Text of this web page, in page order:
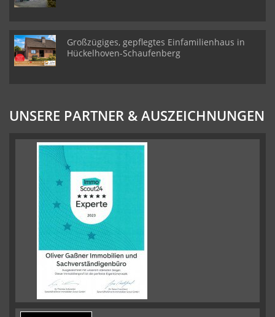
Großzügiges, gepflegtes Einfamilienhaus in
Hückelhoven-Schaufenberg
UNSERE PARTNER & AUSZEICHNUNGEN